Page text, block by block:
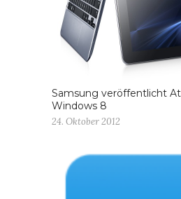
Samsung veröffentlicht
Windows 8
24. Oktober 2012